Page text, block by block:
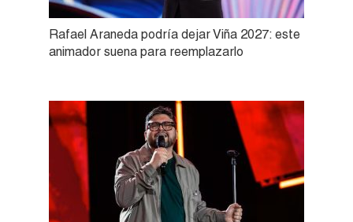
Rafael Araneda podría dejar Viña 2027: este
animador suena para reemplazarlo